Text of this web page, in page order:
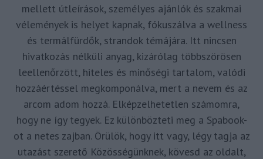
mellett útleírások, személyes ajánlók és szakmai
vélemények is helyet kapnak, fókuszálva a wellness
és termálfürdők, strandok témájára. Itt nincsen
hivatkozás nélküli anyag, kizárólag többszörösen
leellenőrzött, hiteles és minőségi tartalom, valódi
hozzáértéssel megkomponálva, mert a nevem és az
arcom adom hozzá. Elképzelhetetlen számomra,
hogy ne így tegyek. Ez különbözteti meg a Spabook-
ot a netes zajban. Örülök, hogy itt vagy, légy tagja az
utazást szerető Közösségünknek, kövesd az oldalt,